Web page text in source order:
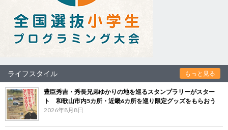
ライフスタイル もっと見る
豊臣秀吉・秀長兄弟ゆかりの地を巡るスタンプラリーがスター
ト 和歌山市内5カ所・近畿6カ所を巡り限定グッズをもらおう
2026年8月8日